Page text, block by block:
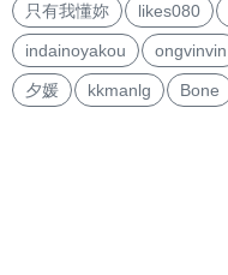
只有我懂妳 likes080
indainoyakou ongvinvin
夕媛 kkmanlg Bone